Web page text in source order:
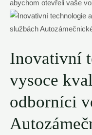
abychom otevřeli vaše
Inovativní
vysoce
odborníci